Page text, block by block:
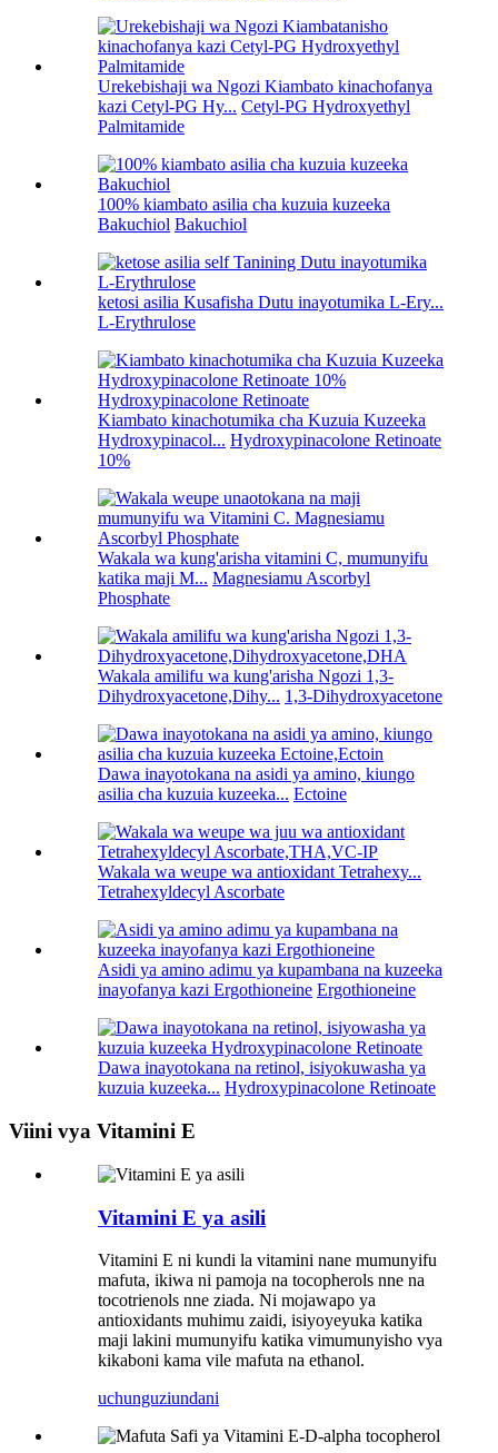
Urekebishaji wa Ngozi Kiambato kinachofanya
kazi Cetyl-PG Hy... Cetyl-PG Hydroxyethyl
Palmitamide
100% kiambato asilia cha kuzuia kuzeeka
Bakuchiol Bakuchiol
ketosi asilia Kusafisha Dutu inayotumika L-Ery...
L-Erythrulose
Kiambato kinachotumika cha Kuzuia Kuzeeka
Hydroxypinacol... Hydroxypinacolone Retinoate
10%
Wakala wa kung'arisha vitamini C, mumunyifu
katika maji M... Magnesiamu Ascorbyl
Phosphate
Wakala amilifu wa kung'arisha Ngozi 1,3-
Dihydroxyacetone,Dihy... 1,3-Dihydroxyacetone
Dawa inayotokana na asidi ya amino, kiungo
asilia cha kuzuia kuzeeka... Ectoine
Wakala wa weupe wa antioxidant Tetrahexy...
Tetrahexyldecyl Ascorbate
Asidi ya amino adimu ya kupambana na kuzeeka
inayofanya kazi Ergothioneine Ergothioneine
Dawa inayotokana na retinol, isiyokuwasha ya
kuzuia kuzeeka... Hydroxypinacolone Retinoate
Viini vya Vitamini E
Vitamini E ya asili
Vitamini E ni kundi la vitamini nane mumunyifu
mafuta, ikiwa ni pamoja na tocopherols nne na
tocotrienols nne ziada. Ni mojawapo ya
antioxidants muhimu zaidi, isiyoyeyuka katika
maji lakini mumunyifu katika vimumunyisho vya
kikaboni kama vile mafuta na ethanol.
uchunguziundani